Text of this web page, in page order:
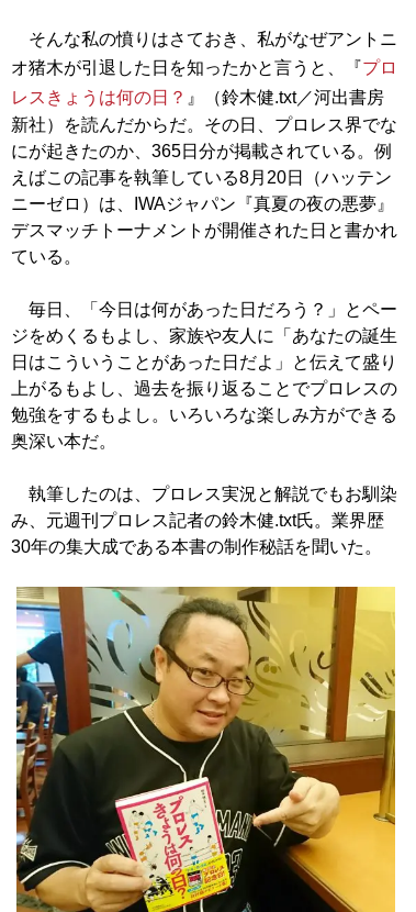
そんな私の憤りはさておき、私がなぜアントニ
オ猪木が引退した日を知ったかと言うと、『プロ
レスきょうは何の日？ 』（鈴木健.txt／河出書房
新社）を読んだからだ。その日、プロレス界でな
にが起きたのか、365日分が掲載されている。例
えばこの記事を執筆している8月20日（ハッテン
ニーゼロ）は、IWAジャパン『真夏の夜の悪夢』
デスマッチトーナメントが開催された日と書かれ
ている。
毎日、「今日は何があった日だろう？」とペー
ジをめくるもよし、家族や友人に「あなたの誕生
日はこういうことがあった日だよ」と伝えて盛り
上がるもよし、過去を振り返ることでプロレスの
勉強をするもよし。いろいろな楽しみ方ができる
奥深い本だ。
執筆したのは、プロレス実況と解説でもお馴染
み、元週刊プロレス記者の鈴木健.txt氏。業界歴
30年の集大成である本書の制作秘話を聞いた。